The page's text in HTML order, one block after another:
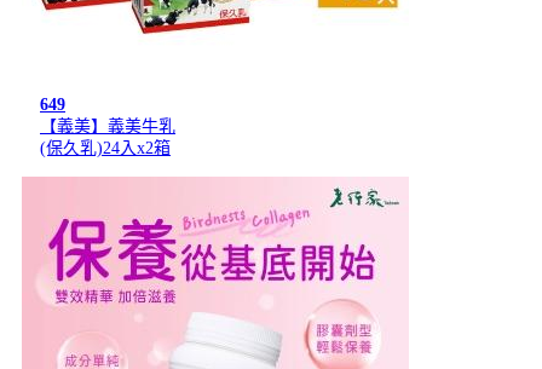
649
【義美】義美牛乳
(保久乳)24入x2箱